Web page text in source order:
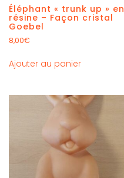
Éléphant « trunk up » en
résine – Façon cristal
Goebel
8,00€
Ajouter au panier